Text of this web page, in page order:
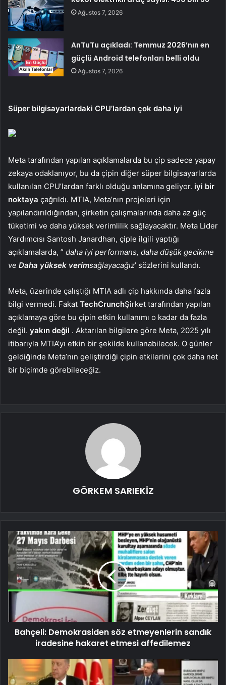
Ağustos 7, 2026
AnTuTu açıkladı: Temmuz 2026’nın en
güçlü Android telefonları belli oldu
Ağustos 7, 2026
Süper bilgisayarlardaki CPU’lardan çok daha iyi
Meta tarafından yapılan açıklamalarda bu çip sadece yapay
zekaya odaklanıyor, bu da çipin diğer süper bilgisayarlarda
kullanılan CPU’lardan farklı olduğu anlamına geliyor. iyi bir
noktaya çağrıldı. MTIA, Meta’nın projeleri için
yapılandırıldığından, şirketin çalışmalarında daha az güç
tüketimi ve daha yüksek verimlilik sağlayacaktır. Meta Lider
Yardımcısı Santosh Janardhan, çiple ilgili yaptığı
açıklamalarda, ” daha iyi performans, daha düşük gecikme
ve Daha yüksek verimsağlayacağız’ sözlerini kullandı.
Meta, üzerinde çalıştığı MTIA adlı çip hakkında daha fazla
bilgi vermedi. Fakat TechCrunchŞirket tarafından yapılan
açıklamaya göre bu çipin etkin kullanımı o kadar da fazla
değil. yakın değil . Aktarılan bilgilere göre Meta, 2025 yılı
itibarıyla MTIA’yı etkin bir şekilde kullanabilecek. O günler
geldiğinde Meta’nın geliştirdiği çipin etkilerini çok daha net
bir biçimde görebileceğiz.
GÖRKEM SARIEKİZ
Bahçeli: Demokrasiden söz etmeyenlerin sandık
iradesine hakaret etmesi affedilemez